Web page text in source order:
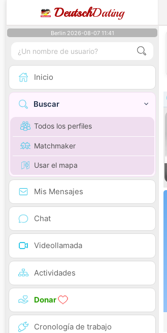
DeutschDating
Berlin 2026-08-07 11:41
Inicio
Buscar
Todos los perfiles
Matchmaker
Usar el mapa
Mis Mensajes
Chat
Videollamada
Actividades
Donar
Cronología de trabajo